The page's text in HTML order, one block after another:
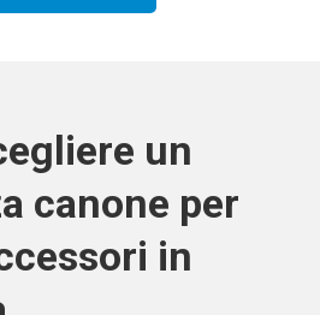
un
canone per
in